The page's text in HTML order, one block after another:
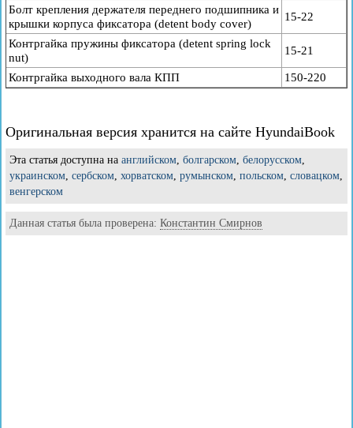
Болт крепления держателя переднего подшипника и
крышки корпуса фиксатора (detent body cover)
15-22
Контргайка пружины фиксатора (detent spring lock
nut)
15-21
Контргайка выходного вала КПП 150-220
Оригинальная версия хранится на сайте HyundaiBook
Эта статья доступна на английском, болгарском, белорусском,
украинском, сербском, хорватском, румынском, польском, словацком,
венгерском
Данная статья была проверена: Константин Смирнов